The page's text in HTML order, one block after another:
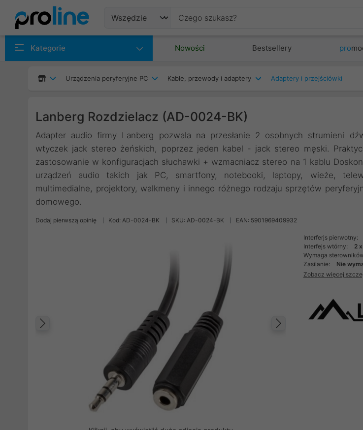
Kategorie Nowości Bestsellery pro
Urządzenia peryferyjne PC Kable, przewody i adaptery Adaptery i przejściówki
Lanberg Rozdzielacz (AD-0024-BK)
Adapter audio firmy Lanberg pozwala na przesłanie 2 osobnych strumieni
wtyczek jack stereo żeńskich, poprzez jeden kabel - jack stereo męski.
zastosowanie w konfiguracjach słuchawki + wzmacniacz stereo na 1 kablu
urządzeń audio takich jak PC, smartfony, notebooki, laptopy, wieże,
multimedialne, projektory, walkmeny i innego różnego rodzaju sprzętów
domowego.
Dodaj pierwszą opinię Kod: AD-0024-BK SKU: AD-0024-BK EAN: 5901969409932
Interferjs pierwotny:
Interfejs wtórny:
2
Wymaga
Zasilanie:
Nie
Zobacz więcej